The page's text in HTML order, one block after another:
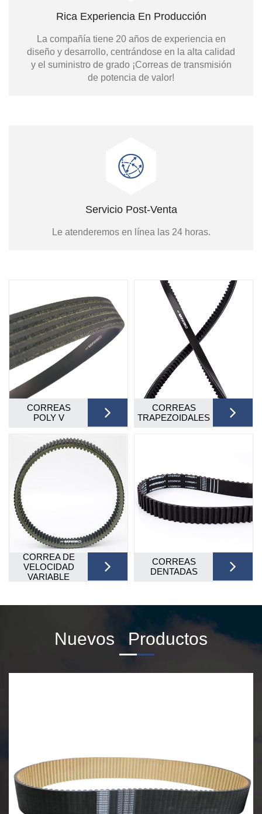
Rica Experiencia En Producción
La compañía tiene 20 años de experiencia en
diseño y desarrollo, centrándose en la alta calidad
y el suministro de grado ¡Correas de transmisión
de potencia de valor!
Servicio Post-Venta
Le atenderemos en línea las 24 horas.
CORREAS
POLY V
CORREAS
TRAPEZOIDALES
CORREA DE
VELOCIDAD
VARIABLE
CORREAS
DENTADAS
Nuevos Productos